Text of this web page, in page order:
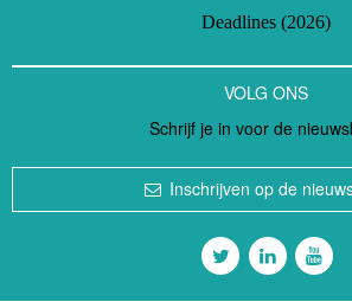
Deadlines (2026)
VOLG ONS
Schrijf je in voor de
Inschrijven op de